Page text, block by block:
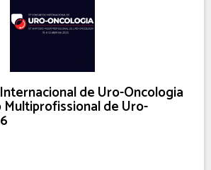
de Uro-Oncologia
Multiprofissional de Uro-